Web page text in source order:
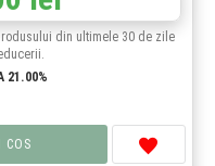
din ultimele 30 de zile
21.00%
COS